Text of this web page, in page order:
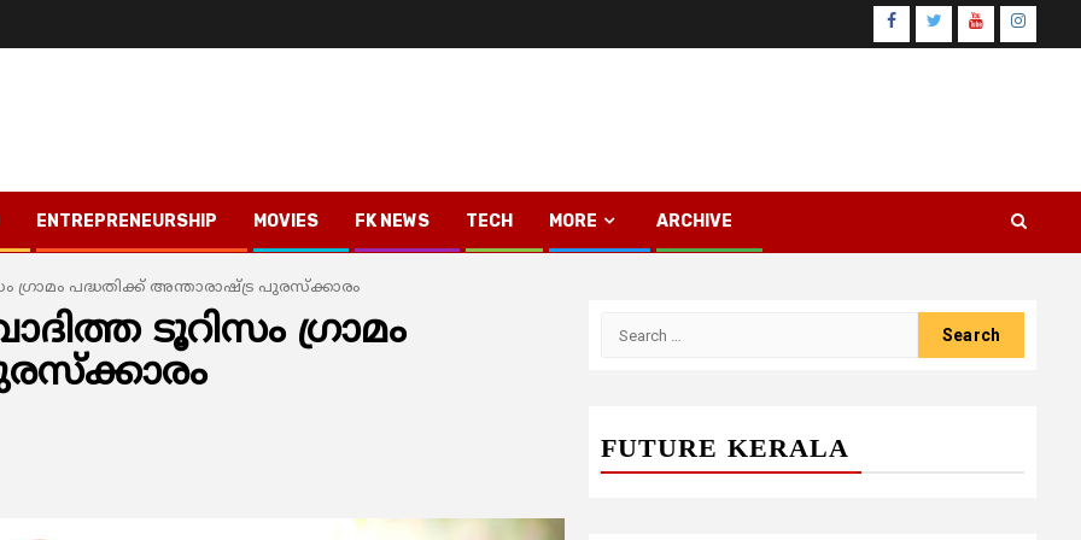
Facebook
TwitterYoutube
ENTREPRENEURSHIP MOVIES FK NEWS TECH MORE ARCHIVE
പദ്ധതിക്ക് അന്താരാഷ്ട്ര പുരസ്ക്കാരം
ടൂറിസം ഗ്രാമം
FUTURE KERALA